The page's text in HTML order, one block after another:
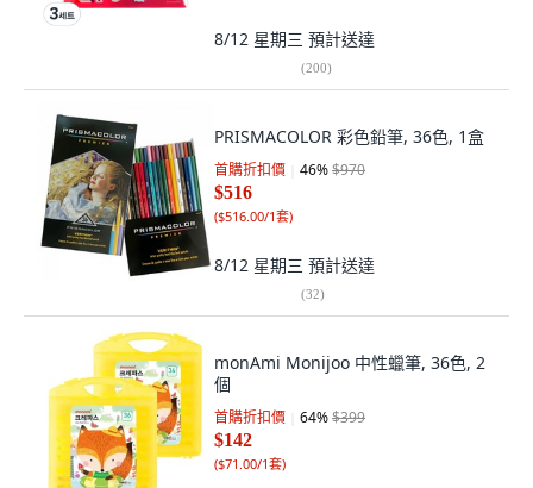
8/12 星期三 預計送達
(200)
PRISMACOLOR 彩色鉛筆, 36色, 1盒
首購折扣價 46%$970
$516
($516.00/1套)
8/12 星期三 預計送達
(32)
monAmi Monijoo 中性蠟筆, 36色, 2
個
首購折扣價 64%$399
$142
($71.00/1套)